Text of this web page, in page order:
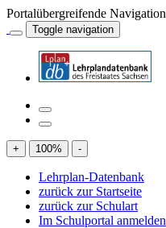
Portalübergreifende Navigation
Toggle navigation
+ 100% -
Lehrplan-Datenbank
zurück zur Startseite
zurück zur Schulart
Im Schulportal anmelden